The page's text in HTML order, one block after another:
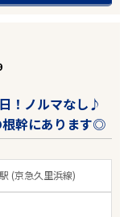
！ノルマなし♪
根幹にあります◎
(京急久里浜線)